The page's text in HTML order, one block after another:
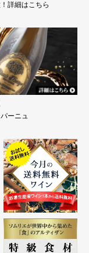
詳細はこちら
ーニュ